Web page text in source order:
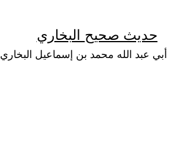
حديث صحيح البخاري
أبي عبد الله محمد بن إسماعيل البخاري